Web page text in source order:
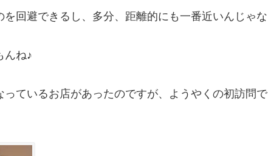
回避できるし、多分、距離的にも一番近いんじゃな
んね♪
ているお店があったのですが、ようやくの初訪問で